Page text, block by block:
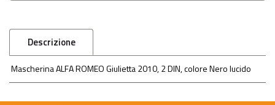
Descrizione
Mascherina ALFA ROMEO Giulietta 2010, 2 DIN, colore Nero lucido